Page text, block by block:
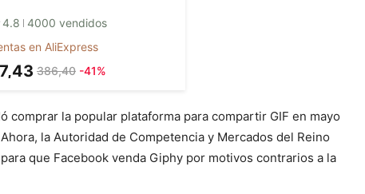
4.8 4000 vendidos
en AliExpress
386,40 -41%
comprar la popular plataforma para compartir GIF en mayo
la Autoridad de Competencia y Mercados del Reino
que Facebook venda Giphy por motivos contrarios a la